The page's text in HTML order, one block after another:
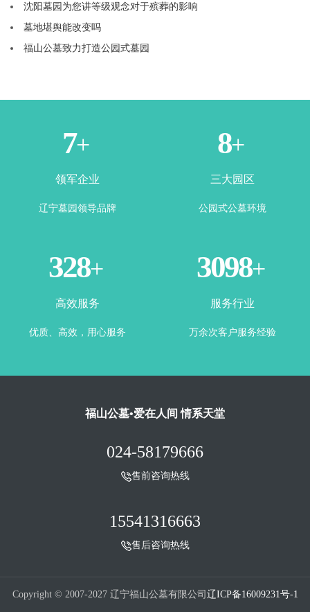
沈阳墓园为您讲等级观念对于殡葬的影响
墓地堪舆能改变吗
福山公墓致力打造公园式墓园
1+
领军企业
辽宁墓园领导品牌
3+
三大园区
公园式公墓环境
365+
高效服务
优质、高效，用心服务
3500+
服务行业
万余次客户服务经验
福山公墓•爱在人间 情系天堂
024-58179666
售前咨询热线
15541316663
售后咨询热线
Copyright © 2007-2027 辽宁福山公墓有限公司 辽ICP备16009231号-1